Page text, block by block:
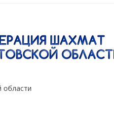
области